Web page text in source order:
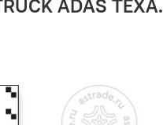
ADAS TEXA.